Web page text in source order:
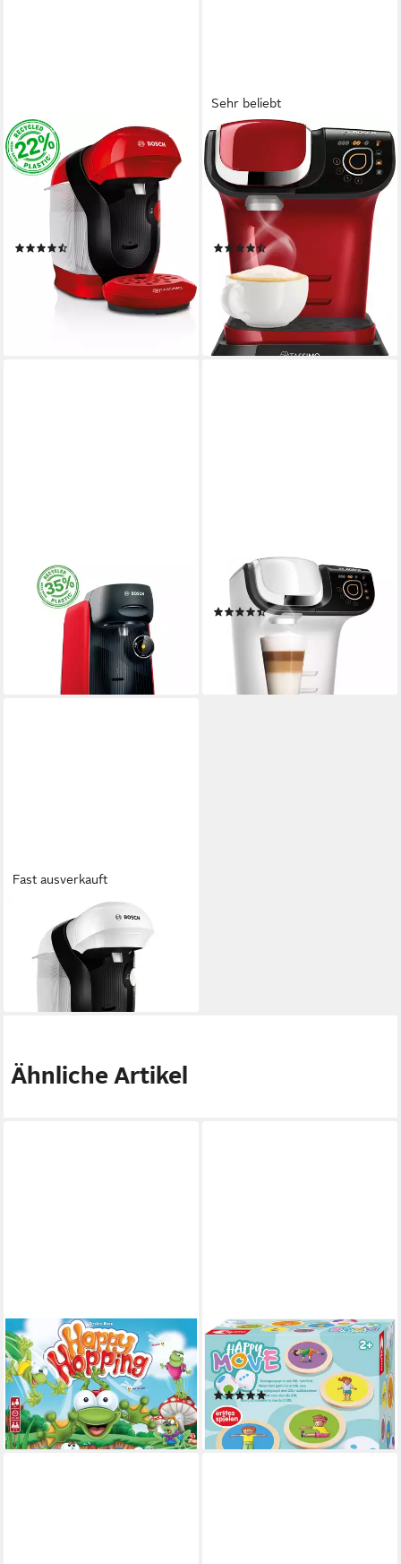
TASSIMO
Kapselmaschine style friendly
TAS113E, über 70 Getränke,
platzsparend
Wassertank
(280)
34,90 € UVP119,99 €
lieferbar - in 1-2 Werktagen bei dir
Sehr beliebt
TASSIMO
Kapselmaschine My Way 2
TAS6503, Personalisierung,
über 70 Getränke
1,3 l
Wassertank
(1314)
72,90 € UVP159,99 €
-54%
lieferbar - in 1-2 Werktagen bei dir
BOSCH
Kapselmaschine TAS163E,
Intellibrew Barcode-
Technologie
lieferbar - in 4-5 Werktagen bei dir
TASSIMO
Kapselmaschine
(9)
lieferbar - in 4-5 Werktagen bei dir
Fast ausverkauft
Kapselmaschine TAS114E,
One-Touch Bedienung
41,99 €
lieferbar - in 4-5 Werktagen bei dir
Ähnliche Artikel
PEGASUS SPIELE
Spiel Happy Hopping
(deutsch/englisch)
31,40 €
lieferbar - in 2-3 Werktagen bei dir
NORIS
Spiel Happy Move, Würfel-
und Bewegungsspiel
(9)
ab 18,43 €
lieferbar - in 3-4 Werktagen bei dir